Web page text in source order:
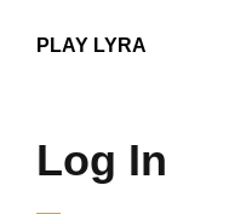
PLAY LYRA
Log In